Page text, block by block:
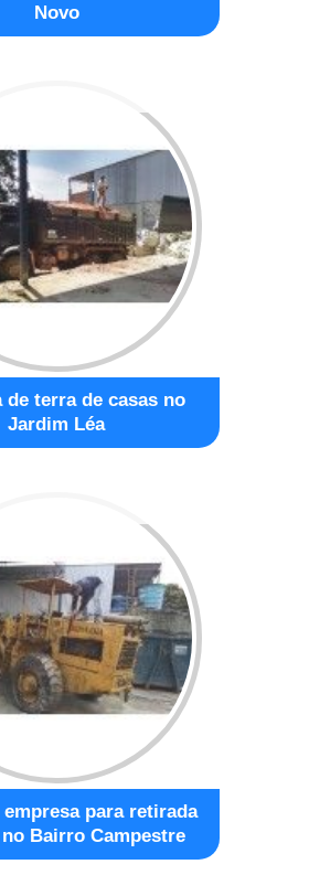
Novo
de terra de casas no
Jardim Léa
para retirada
Bairro Campestre